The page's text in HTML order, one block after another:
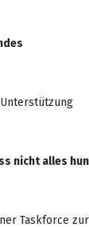
nicht alles
Taskforce